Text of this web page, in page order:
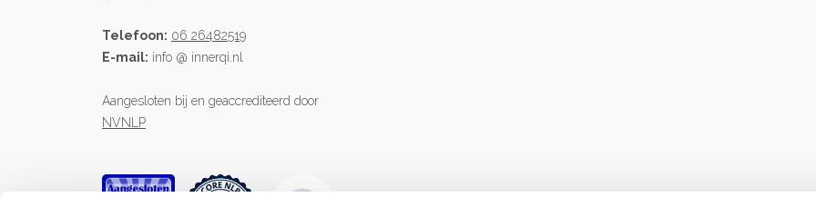
Telefoon: 06 26482519
E-mail: info @ innerqi.nl
Aangesloten bij en geaccrediteerd door
NVNLP